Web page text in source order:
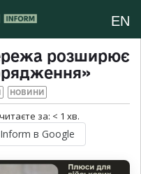
EN
розширює
НОВИНИ
за: < 1 хв.
в Google